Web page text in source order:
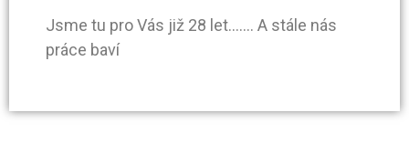
Jsme tu pro Vás již 28 let……. A stále nás
práce baví